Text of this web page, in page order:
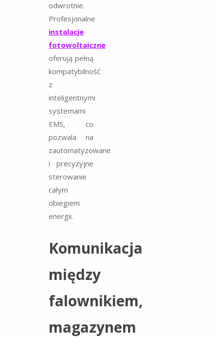
odwrotnie.
Profesjonalne
instalacje
fotowoltaiczne
oferują pełną
kompatybilność
z
inteligentnymi
systemami
EMS, co
pozwala na
zautomatyzowane
i precyzyjne
sterowanie
całym
obiegiem
energii.
Komunikacja
między
falownikiem,
magazynem